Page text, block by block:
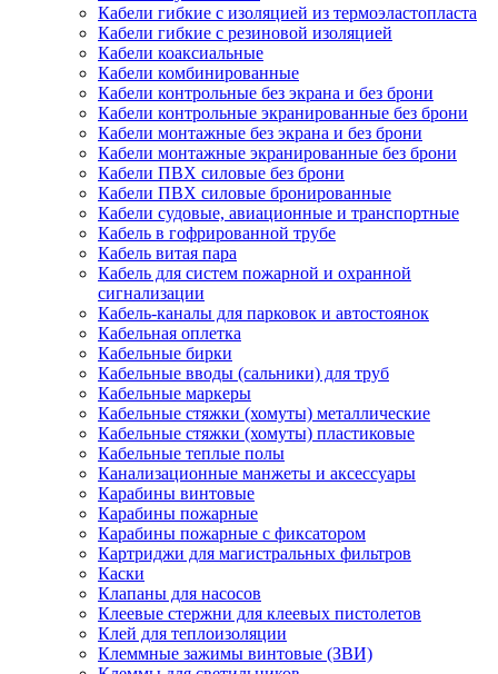
Кабели гибкие с изоляцией из термоэластопласта
Кабели гибкие с резиновой изоляцией
Кабели коаксиальные
Кабели комбинированные
Кабели контрольные без экрана и без брони
Кабели контрольные экранированные без брони
Кабели монтажные без экрана и без брони
Кабели монтажные экранированные без брони
Кабели ПВХ силовые без брони
Кабели ПВХ силовые бронированные
Кабели судовые, авиационные и транспортные
Кабель в гофрированной трубе
Кабель витая пара
Кабель для систем пожарной и охранной
сигнализации
Кабель-каналы для парковок и автостоянок
Кабельная оплетка
Кабельные бирки
Кабельные вводы (сальники) для труб
Кабельные маркеры
Кабельные стяжки (хомуты) металлические
Кабельные стяжки (хомуты) пластиковые
Кабельные теплые полы
Канализационные манжеты и аксессуары
Карабины винтовые
Карабины пожарные
Карабины пожарные с фиксатором
Картриджи для магистральных фильтров
Каски
Клапаны для насосов
Клеевые стержни для клеевых пистолетов
Клей для теплоизоляции
Клеммные зажимы винтовые (ЗВИ)